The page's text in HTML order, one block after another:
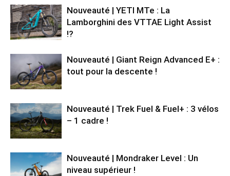
Nouveauté | YETI MTe : La
Lamborghini des VTTAE Light Assist
!?
Nouveauté | Giant Reign Advanced E+ :
tout pour la descente !
Nouveauté | Trek Fuel & Fuel+ : 3 vélos
– 1 cadre !
Nouveauté | Mondraker Level : Un
niveau supérieur !